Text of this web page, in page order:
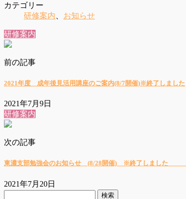
カテゴリー
研修案内
お知らせ
研修案内
前の記事
2021年度 成年後見活用講座のご案内(8/7開催)※終了しました
2021年7月9日
研修案内
次の記事
東濃支部勉強会のお知らせ (8/28開催) ※終了し
2021年7月20日